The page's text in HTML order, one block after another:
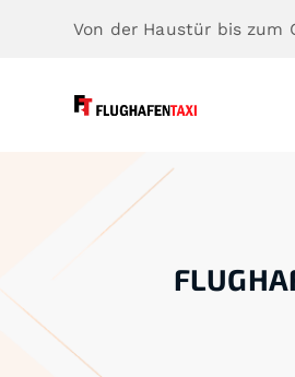
Von der Haustür bis zum